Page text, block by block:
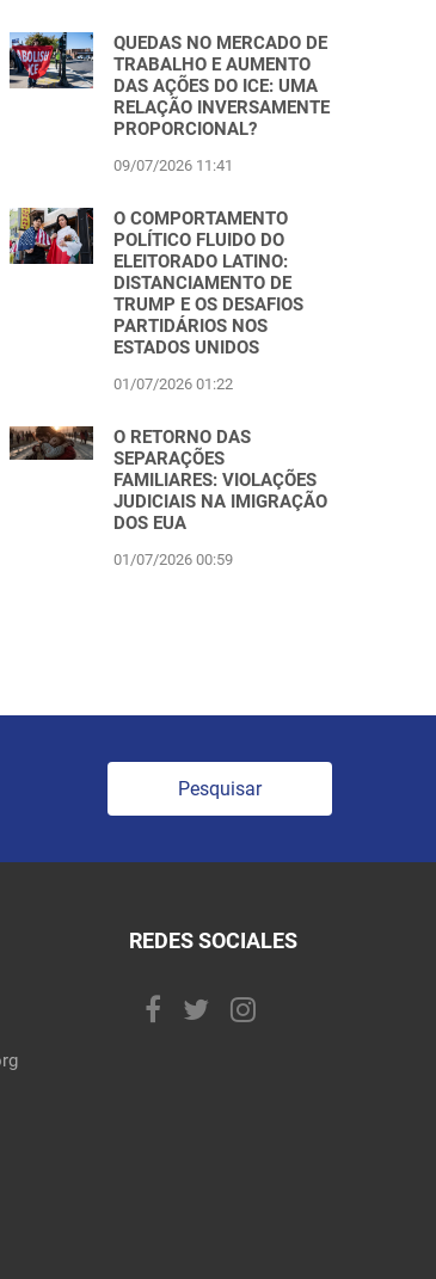
QUEDAS NO MERCADO DE
TRABALHO E AUMENTO
DAS AÇÕES DO ICE: UMA
RELAÇÃO INVERSAMENTE
PROPORCIONAL?
09/07/2026 11:41
O COMPORTAMENTO
POLÍTICO FLUIDO DO
ELEITORADO LATINO:
DISTANCIAMENTO DE
TRUMP E OS DESAFIOS
PARTIDÁRIOS NOS
ESTADOS UNIDOS
01/07/2026 01:22
O RETORNO DAS
SEPARAÇÕES
FAMILIARES: VIOLAÇÕES
JUDICIAIS NA IMIGRAÇÃO
DOS EUA
01/07/2026 00:59
Pesquisar
REDES SOCIALES